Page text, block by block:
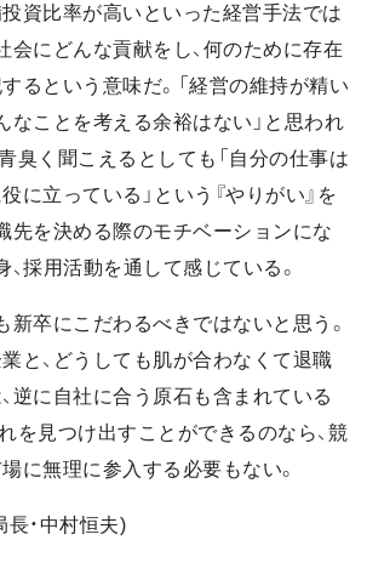
資比率が高いといった経営手法では
会にどんな貢献をし、何のために存在
るという意味だ。「経営の維持が精い
なことを考える余裕はない」と思われ
臭く聞こえるとしても「自分の仕事は
に立っている」という『やりがい』を
先を決める際のモチベーションにな
、採用活動を通して感じている。
新卒にこだわるべきではないと思う。
と、どうしても肌が合わなくて退職
逆に自社に合う原石も含まれている
を見つけ出すことができるのなら、競
に無理に参入する必要もない。
・中村恒夫)